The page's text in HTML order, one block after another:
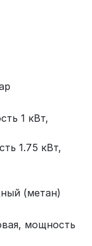
1 кВт,
1.75 кВт,
(метан)
мощность